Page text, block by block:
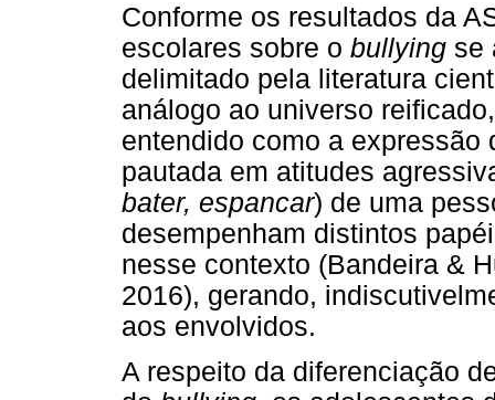
Conforme os resultados da
escolares sobre o bullying se
delimitado pela literatura
análogo ao universo
entendido como a expressão
pautada em atitudes
bater, espancar) de uma
desempenham distintos
nesse contexto (Bandeira &
2016), gerando,
aos envolvidos.
A respeito da diferenciação